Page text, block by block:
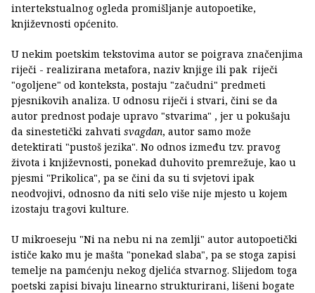
intertekstualnog ogleda promišljanje autopoetike,
književnosti općenito.
U nekim poetskim tekstovima autor se poigrava značenjima
riječi - realizirana metafora, naziv knjige ili pak riječi
"ogoljene" od konteksta, postaju "začudni" predmeti
pjesnikovih analiza. U odnosu riječi i stvari, čini se da
autor prednost podaje upravo "stvarima" , jer u pokušaju
da sinestetički zahvati svagdan, autor samo može
detektirati "pustoš jezika". No odnos između tzv. pravog
života i književnosti, ponekad duhovito premrežuje, kao u
pjesmi "Prikolica", pa se čini da su ti svjetovi ipak
neodvojivi, odnosno da niti selo više nije mjesto u kojem
izostaju tragovi kulture.
U mikroeseju "Ni na nebu ni na zemlji" autor autopoetički
ističe kako mu je mašta "ponekad slaba", pa se stoga zapisi
temelje na pamćenju nekog djelića stvarnog. Slijedom toga
poetski zapisi bivaju linearno strukturirani, lišeni bogate